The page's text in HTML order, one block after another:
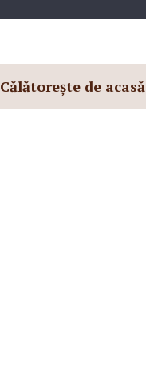
Călătorește de acasă